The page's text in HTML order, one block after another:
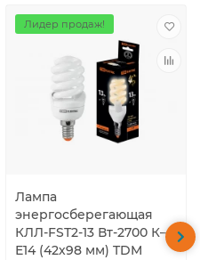
Лидер продаж!
Лампа
энергосберегающая
КЛЛ-FSТ2-13 Вт-2700 К–
Е14 (42х98 мм) TDM